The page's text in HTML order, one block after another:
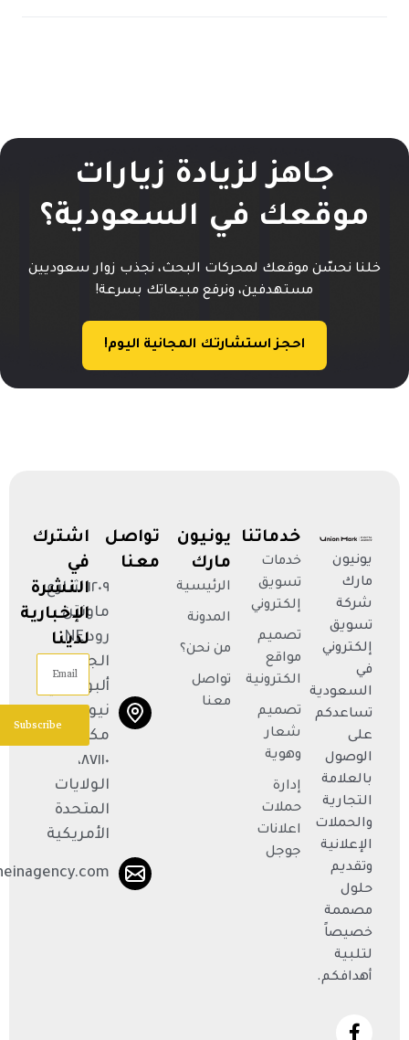
جاهز لزيادة زيارات
موقعك في السعودية؟
خلنا نحسّن موقعك لمحركات البحث، نجذب زوار سعوديين
مستهدفين، ونرفع مبيعاتك بسرعة!
احجز استشارتك المجانية اليوم!
يونيون
مارك
شركة
تسويق
إلكتروني
في
السعودية
تساعدكم
على
الوصول
بالعلامة
التجارية
والحملات
الإعلانية
وتقديم
حلول
مصممة
خصيصاً
لتلبية
أهدافكم.
FLXI
خدماتنا
خدمات
تسويق
إلكتروني
تصميم
مواقع
الكترونية
تصميم
شعار
وهوية
إدارة
حملات
اعلانات
جوجل
يونيون
مارك
الرئيسية
المدونة
من نحن؟
تواصل
معنا
تواصل
معنا
١٢٠٩ شارع
ماونتن
رود NE،
ألبوكيركي،
نيو
مكسيكو
٨٧١١٠،
الولايات
المتحدة
الأمريكية
اشترك
في
النشرة
الإخبارية
لدينا
Email
Subscribe